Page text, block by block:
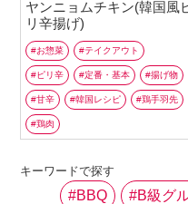
ヤンニョムチキン(韓国風
リ辛揚げ)
お惣菜 テイクアウト
ピリ辛 定番・基本 揚げ物
甘辛 韓国レシピ 鶏手羽先
鶏肉
キーワードで探す
BBQ B級グ